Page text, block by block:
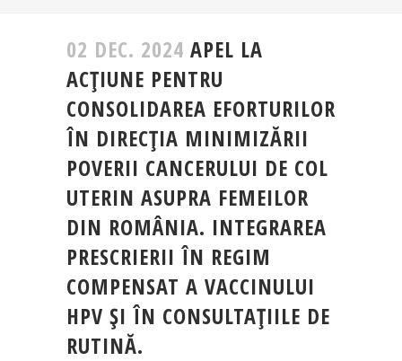
02 DEC. 2024 APEL LA
ACȚIUNE PENTRU
CONSOLIDAREA EFORTURILOR
ÎN DIRECȚIA MINIMIZĂRII
POVERII CANCERULUI DE COL
UTERIN ASUPRA FEMEILOR
DIN ROMÂNIA. INTEGRAREA
PRESCRIERII ÎN REGIM
COMPENSAT A VACCINULUI
HPV ȘI ÎN CONSULTAȚIILE DE
RUTINĂ.